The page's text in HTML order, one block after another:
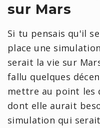
sur Mars
Si tu pensais qu'il
place une
serait la vie sur
fallu quelques
mettre au point les
dont elle aurait
simulation qui